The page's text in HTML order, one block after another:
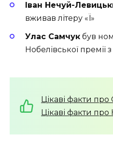
Іван Нечуй-
вживав літеру «Ї»
Улас Самчук був
Нобелівської премії
Цікаві факти
Цікаві факти